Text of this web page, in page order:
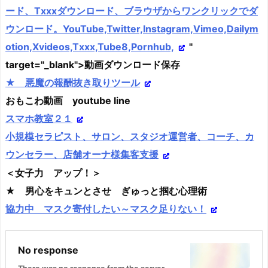
ード、Txxxダウンロード、ブラウザからワンクリックでダ
ウンロード。YouTube,Twitter,Instagram,Vimeo,Dailym
otion,Xvideos,Txxx,Tube8,Pornhub,
"
target="_blank">動画ダウンロード保存
★ 悪魔の報酬抜き取りツール
おもこわ動画 youtube line
スマホ教室２１
小規模セラピスト、サロン、スタジオ運営者、コーチ、カ
ウンセラー、店舗オーナ様集客支援
＜女子力 アップ！＞
★ 男心をキュンとさせ ぎゅっと掴む心理術
協力中 マスク寄付したい～マスク足りない！
No response